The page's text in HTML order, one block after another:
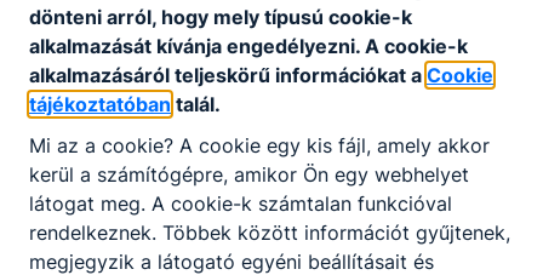
beállítások elvégzése is.
Ajánlott mindazon ﬁatalok számára, akiket
nemcsak vonz a villamosság, de készek a felelős
munkavégzésre egy olyan szakmában, amely
napjainkra rendkívül felértékelődött. A szakma jó
perspektívát és változatos feladatokat kínál.
KOMPETENCIAELVÁRÁS
dönteni arról, hogy mely típusú cookie-k
alkalmazását kívánja engedélyezni. A cookie-k
alkalmazásáról teljeskörű információkat a Cookie
tájékoztatóban talál.
Mi az a cookie? A cookie egy kis fájl, amely akkor
kerül a számítógépre, amikor Ön egy webhelyet
látogat meg. A cookie-k számtalan funkcióval
rendelkeznek. Többek között információt gyűjtenek,
megjegyzik a látogató egyéni beállításait és